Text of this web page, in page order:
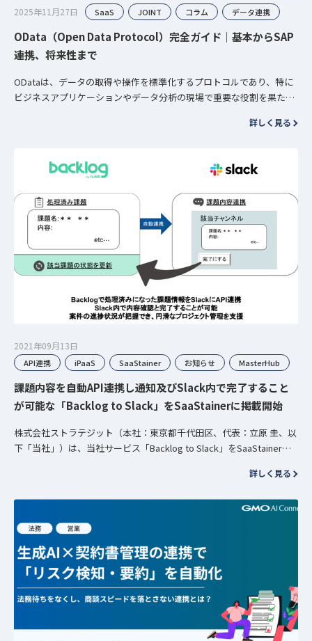
2025年11月27日 SaaS JOINT コラム データ連携
OData（Open Data Protocol）完全ガイド｜基本からSAP
連携、将来性まで
ODataは、データの取得や操作を標準化するプロトコルであり、特に
ビジネスアプリケーションやデータ分析の現場で重要な役割を果たし
詳しく見る
2021年09月13日
API連携 iPaaS SaaStainer お知らせ MasterHub
課題内容を自動API連携し通知及びSlack内で完了すること
が可能な「Backlog to Slack」をSaaStainerに掲載開始
株式会社ストラテジット（本社：東京都千代田区、代表：立原 圭、以
下「当社」）は、当社サービス「Backlog to Slack」をSaaStainerに
詳しく見る